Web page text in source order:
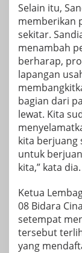
Selain itu,
memberikan
sekitar.
menambah
berharap,
lapangan
bagian dari
lewat. Kita
kita berjuang
untuk
kita,” kata dia.
Ketua
08 Bidara
setempat
tersebut
yang